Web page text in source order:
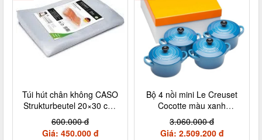
Túi hút chân không CASO
Strukturbeutel 20×30 cm,
50 Stück – Made in
Germany (không hộp)
600.000 đ
Giá: 450.000 đ
Bộ 4 nồi mini Le Creuset
Cocotte màu xanh
Marseile
3.060.000 đ
Giá: 2.509.200 đ